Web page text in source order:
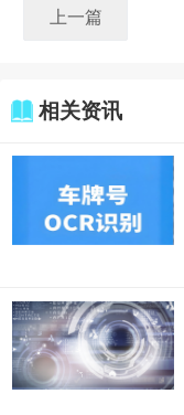
上一篇
相关资讯